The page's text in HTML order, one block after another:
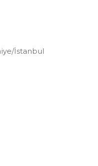
İstanbul